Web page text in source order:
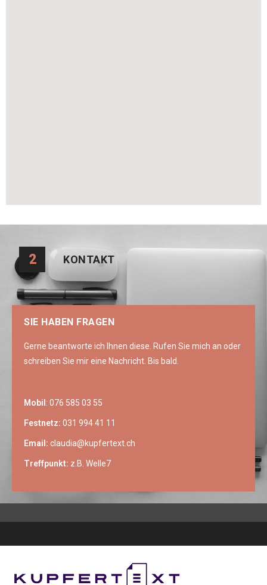
2 KONTAKT
SIE HABEN FRAGEN
Gerne beantworte ich Ihnen diese. Rufen Sie mich an oder
schreiben Sie mir eine Nachricht. Bis bald.
Mobil : 076 585 03 55
Festnetz: 031 994 41 11
Email: claudia@kupfertext.ch
Treffpunkt: z.B. Welle7